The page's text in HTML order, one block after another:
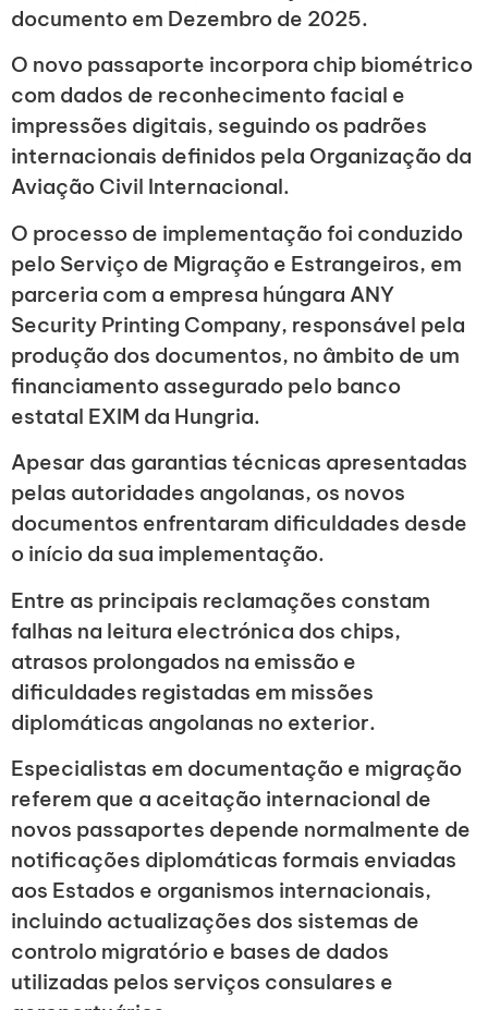
documento em Dezembro de 2025.
O novo passaporte incorpora chip biométrico
com dados de reconhecimento facial e
impressões digitais, seguindo os padrões
internacionais definidos pela Organização da
Aviação Civil Internacional.
O processo de implementação foi conduzido
pelo Serviço de Migração e Estrangeiros, em
parceria com a empresa húngara ANY
Security Printing Company, responsável pela
produção dos documentos, no âmbito de um
financiamento assegurado pelo banco
estatal EXIM da Hungria.
Apesar das garantias técnicas apresentadas
pelas autoridades angolanas, os novos
documentos enfrentaram dificuldades desde
o início da sua implementação.
Entre as principais reclamações constam
falhas na leitura electrónica dos chips,
atrasos prolongados na emissão e
dificuldades registadas em missões
diplomáticas angolanas no exterior.
Especialistas em documentação e migração
referem que a aceitação internacional de
novos passaportes depende normalmente de
notificações diplomáticas formais enviadas
aos Estados e organismos internacionais,
incluindo actualizações dos sistemas de
controlo migratório e bases de dados
utilizadas pelos serviços consulares e